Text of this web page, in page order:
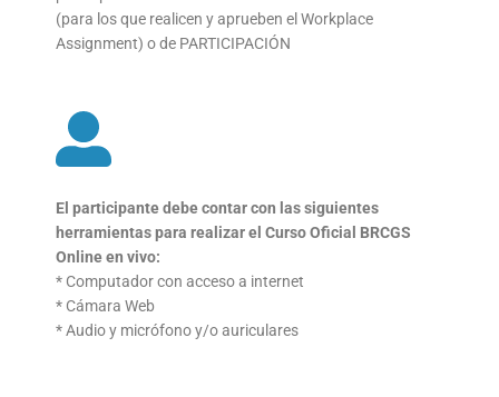
(para los que realicen y aprueben el Workplace
Assignment) o de PARTICIPACIÓN
El participante debe contar con las siguientes
herramientaspara realizar el Curso Oficial BRCGS
Online en vivo:
* Computador con acceso a internet
* Cámara Web
* Audio y micrófono y/o auriculares